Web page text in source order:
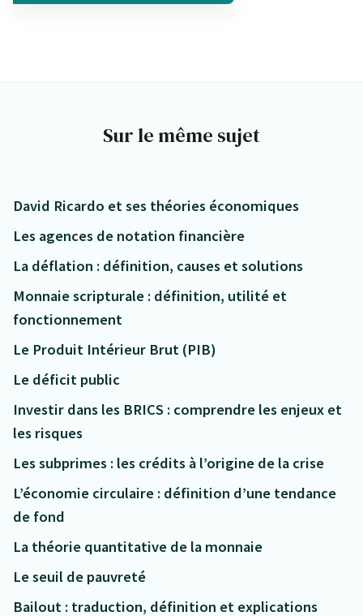
Sur le même sujet
David Ricardo et ses théories économiques
Les agences de notation financière
La déflation : définition, causes et solutions
Monnaie scripturale : définition, utilité et
fonctionnement
Le Produit Intérieur Brut (PIB)
Le déficit public
Investir dans les BRICS : comprendre les enjeux et
les risques
Les subprimes : les crédits à l’origine de la crise
L’économie circulaire : définition d’une tendance
de fond
La théorie quantitative de la monnaie
Le seuil de pauvreté
Bailout : traduction, définition et explications